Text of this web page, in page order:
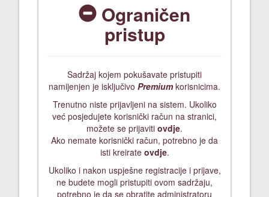
Ograničen
pristup
Sadržaj kojem pokušavate pristupiti
namijenjen je isključivo Premiumkorisnicima.
Trenutno niste prijavljeni na sistem. Ukoliko
već posjedujete korisnički račun na stranici,
možete se prijaviti ovdje.
Ako nemate korisnički račun, potrebno je da
isti kreirate ovdje.
Ukoliko i nakon uspješne registracije i prijave,
ne budete mogli pristupiti ovom sadržaju,
potrebno je da se obratite administratoru